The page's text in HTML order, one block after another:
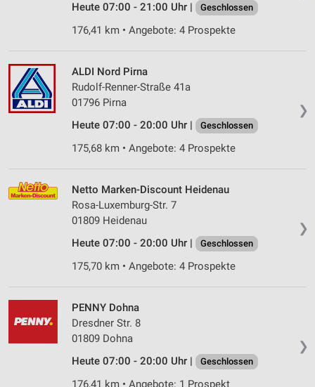
Heute 07:00 - 21:00 Uhr |
Geschlossen
176,41 km • Angebote: 4 Prospekte
❯
ALDI Nord Pirna
Rudolf-Renner-Straße 41a
01796 Pirna
Heute 07:00 - 20:00 Uhr |
Geschlossen
175,68 km • Angebote: 4 Prospekte
❯
Netto Marken-Discount Heidenau
Rosa-Luxemburg-Str. 7
01809 Heidenau
Heute 07:00 - 20:00 Uhr |
Geschlossen
175,70 km • Angebote: 4 Prospekte
❯
PENNY Dohna
Dresdner Str. 8
01809 Dohna
Heute 07:00 - 20:00 Uhr |
Geschlossen
176,41 km • Angebote: 1 Prospekt